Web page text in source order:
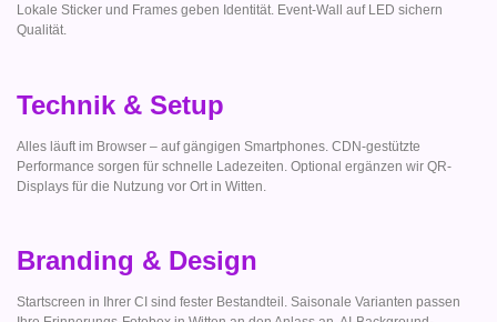
Lokale Sticker und Frames geben Identität. Event-Wall auf LED sichern
Qualität.
Technik & Setup
Alles läuft im Browser – auf gängigen Smartphones. CDN-gestützte
Performance sorgen für schnelle Ladezeiten. Optional ergänzen wir QR-
Displays für die Nutzung vor Ort in Witten.
Branding & Design
Startscreen in Ihrer CI sind fester Bestandteil. Saisonale Varianten passen